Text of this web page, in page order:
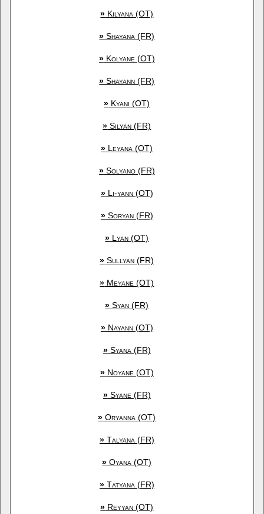
» Kilyana (OT)
» Shayana (FR)
»Kolyane (OT)
» Shayann (FR)
» Kyani (OT)
» Silyan (FR)
» Leyana (OT)
»Solyano (FR)
»Li-yann (OT)
»Soryan (FR)
» Lyan (OT)
» Sullyan (FR)
» Meyane (OT)
» Syan (FR)
»Nayann (OT)
»Syana (FR)
»Noyane (OT)
»Syane (FR)
» Oryanna (OT)
»Talyana (FR)
» Oyana (OT)
»Tatyana (FR)
» Reyyan (OT)